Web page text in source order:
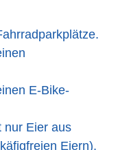
E-Bike-
nur Eier aus
Eiern).